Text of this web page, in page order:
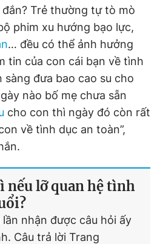
đắn? Trẻ thường tự tò mò
phim xu hướng bạo lực,
… đều có thể ảnh hưởng
tin của con cái bạn về tình
sàng đưa bao cao su cho
nào bố mẹ chưa sẵn
cho con thì ngày đó còn rất
về tình dục an toàn”,
nếu lỡ quan hệ tình
nhận được câu hỏi ấy
Câu trả lời Trang